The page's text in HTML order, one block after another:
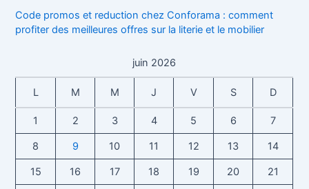
Code promos et reduction chez Conforama : comment
profiter des meilleures offres sur la literie et le mobilier
juin 2026
L M M J V S D
1 2 3 4 5 6 7
8 9 10 11 12 13 14
15 16 17 18 19 20 21